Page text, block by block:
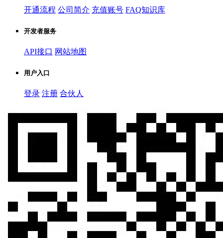
开通流程 公司简介 充值账号 FAQ知识库
开发者服务
API接口 网站地图
用户入口
登录 注册 合伙人